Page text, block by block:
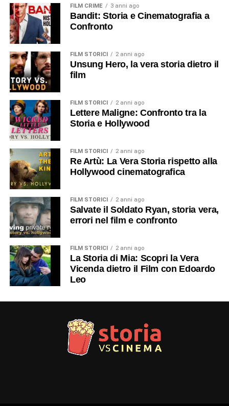
FILM CRIME 3 anni ago
Bandit: Storia e Cinematografia a
Confronto
FILM STORICI 2 anni ago
Unsung Hero, la vera storia dietro il
film
FILM STORICI 2 anni ago
Lettere Maligne: Confronto tra la
Storia e Hollywood
FILM STORICI 2 anni ago
Re Artù: La Vera Storia rispetto alla
Hollywood cinematografica
FILM STORICI 2 anni ago
Salvate il Soldato Ryan, storia vera,
errori nel film e confronto
FILM STORICI 2 anni ago
La Storia di Mia: Scopri la Vera
Vicenda dietro il Film con Edoardo
Leo